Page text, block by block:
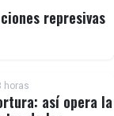
represivas
horas
así opera la